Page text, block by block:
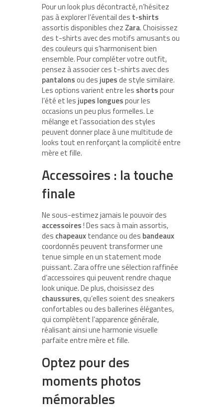
Pour un look plus décontracté, n’hésitez
pas à explorer l’éventail des t-shirts
assortis disponibles chez Zara. Choisissez
des t-shirts avec des motifs amusants ou
des couleurs qui s’harmonisent bien
ensemble. Pour compléter votre outfit,
pensez à associer ces t-shirts avec des
pantalonsou des jupesde style similaire.
Les options varient entre les shortspour
l’été et les jupes longuespour les
occasions un peu plus formelles. Le
mélange et l’association des styles
peuvent donner place à une multitude de
looks tout en renforçant la complicité entre
mère et fille.
Accessoires : la touche
finale
Ne sous-estimez jamais le pouvoir des
accessoires! Des sacs à main assortis,
des chapeauxtendance ou des bandeaux
coordonnés peuvent transformer une
tenue simple en un statement mode
puissant. Zara offre une sélection raffinée
d’accessoires qui peuvent rendre chaque
look unique. De plus, choisissez des
chaussures, qu’elles soient des sneakers
confortables ou des ballerines élégantes,
qui complètent l’apparence générale,
réalisant ainsi une harmonie visuelle
parfaite entre mère et fille.
Optez pour des
moments photos
mémorables